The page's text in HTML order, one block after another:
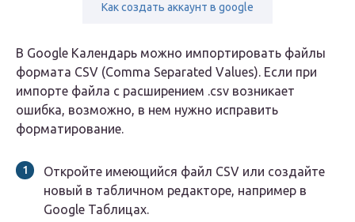
Как создать аккаунт в google
В Google Календарь можно импортировать файлы
формата CSV (Comma Separated Values). Если при
импорте файла с расширением .csv возникает
ошибка, возможно, в нем нужно исправить
форматирование.
Откройте имеющийся файл CSV или создайте
новый в табличном редакторе, например в
Google Таблицах.